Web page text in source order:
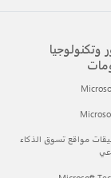
وتكنولوجيا
مواقع تسوق الذكاء